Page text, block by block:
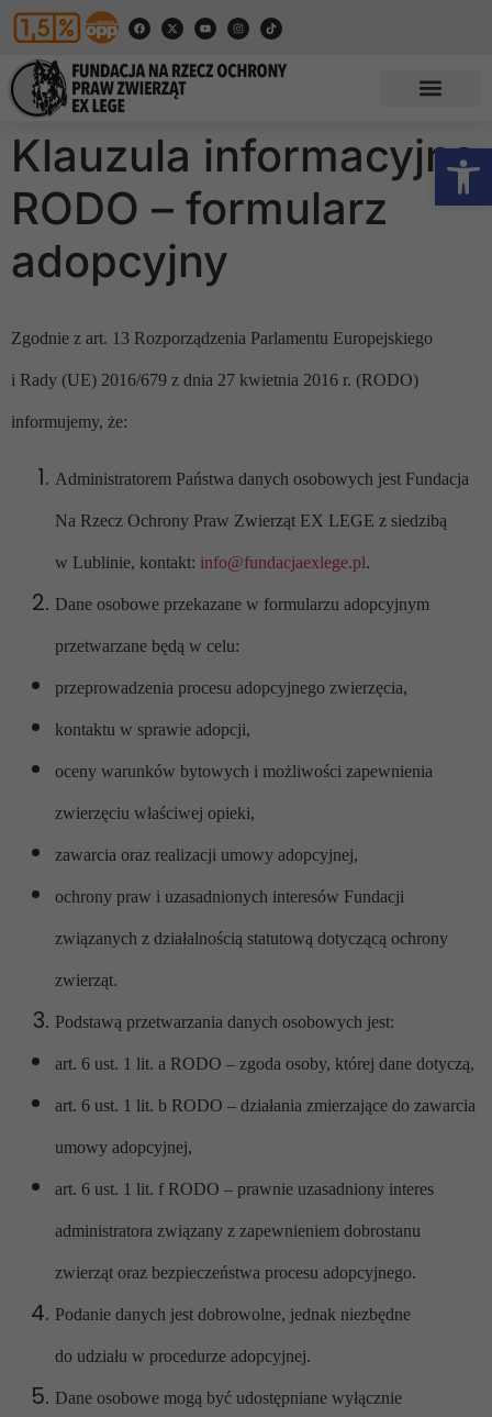
Klauzula informacyjna
RODO – formularz
adopcyjny
Zgodnie z art. 13 Rozporządzenia Parlamentu Europejskiego
i Rady (UE) 2016/679 z dnia 27 kwietnia 2016 r. (RODO)
informujemy, że:
Administratorem Państwa danych osobowych jest Fundacja
Na Rzecz Ochrony Praw Zwierząt EX LEGE z siedzibą
w Lublinie, kontakt: info@fundacjaexlege.pl.
Dane osobowe przekazane w formularzu adopcyjnym
przetwarzane będą w celu:
przeprowadzenia procesu adopcyjnego zwierzęcia,
kontaktu w sprawie adopcji,
oceny warunków bytowych i możliwości zapewnienia
zwierzęciu właściwej opieki,
zawarcia oraz realizacji umowy adopcyjnej,
ochrony praw i uzasadnionych interesów Fundacji
związanych z działalnością statutową dotyczącą ochrony
zwierząt.
Podstawą przetwarzania danych osobowych jest:
art. 6 ust. 1 lit. a RODO – zgoda osoby, której dane dotyczą,
art. 6 ust. 1 lit. b RODO – działania zmierzające do zawarcia
umowy adopcyjnej,
art. 6 ust. 1 lit. f RODO – prawnie uzasadniony interes
administratora związany z zapewnieniem dobrostanu
zwierząt oraz bezpieczeństwa procesu adopcyjnego.
Podanie danych jest dobrowolne, jednak niezbędne
do udziału w procedurze adopcyjnej.
Dane osobowe mogą być udostępniane wyłącznie